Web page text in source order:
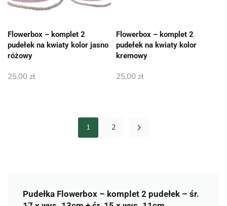
Flowerbox – komplet 2
pudełek na kwiaty kolor jasno
różowy
25,00 zł
Flowerbox – komplet 2
pudełek na kwiaty kolor
kremowy
25,00 zł
1 2
Pudełka Flowerbox – komplet 2 pudełek – śr.